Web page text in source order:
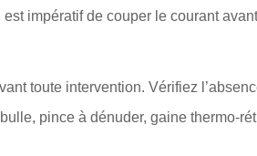
impératif de couper le courant
toute intervention. Vérifiez
pince à dénuder, gaine thermo-